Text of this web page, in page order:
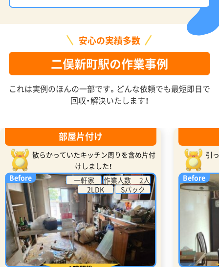
安心の実績多数
二俣新町駅の作業事例
これは実例のほんの一部です。どんな依頼でも最短即日で
回収・解決いたします！
部屋片付け
散らかっていたキッチン周りを含め片付
けしました！
Before
一軒家
作業人数 2人
2LDK
Sパック
引
Before